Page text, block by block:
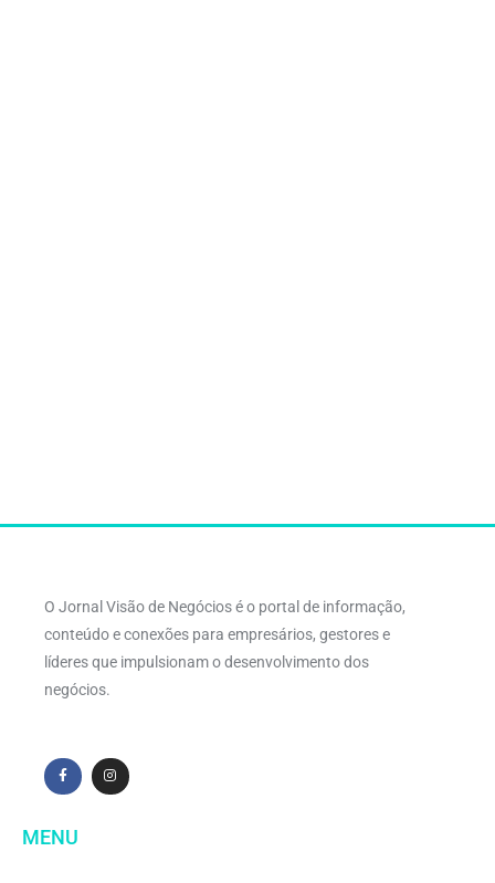
O Jornal Visão de Negócios é o portal de informação,
conteúdo e conexões para empresários, gestores e
líderes que impulsionam o desenvolvimento dos
negócios.
MENU